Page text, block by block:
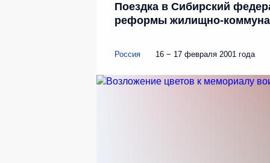
Поездка в Сибирский
реформы жилищно-
Россия 16 − 17 февраля 2001 года